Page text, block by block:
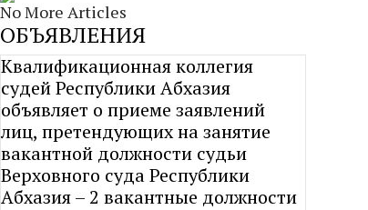
No More Articles
ОБЪЯВЛЕНИЯ
Квалификационная коллегия
судей Республики Абхазия
объявляет о приеме заявлений
лиц, претендующих на занятие
вакантной должности судьи
Верховного суда Республики
Абхазия – 2 вакантные должности